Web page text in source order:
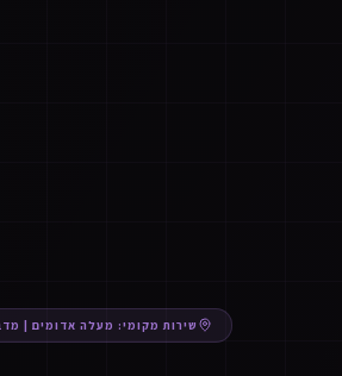
שירות מקומי: מעלה אדומים |